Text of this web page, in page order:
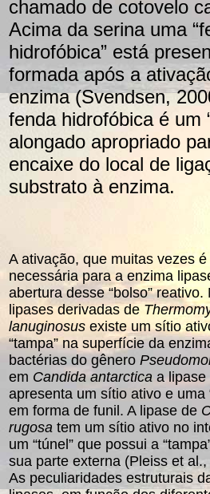
chamado de cotovelo
Acima da serina uma
hidrofóbica” está
formada após a
enzima (Svendsen,
fenda hidrofóbica é um
alongado apropriado
encaixe do local de
substrato à enzima.
A ativação, que muitas vezes é
necessária para a enzima
abertura desse “bolso” reativo.
lipases derivadas de
lanuginosus existe um sítio
“tampa” na superfície da
bactérias do gênero
em Candida antarctica a lipase
apresenta um sítio ativo e uma
em forma de funil. A lipase de
rugosa tem um sítio ativo no
um “túnel” que possui a
sua parte externa (Pleiss et al.,
As peculiaridades estruturais